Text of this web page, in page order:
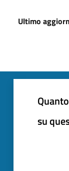
Ultimo
su